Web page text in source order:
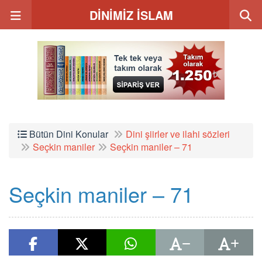
DİNİMİZ İSLAM
Bütün Dini Konular
Dini şiirler ve ilahi sözleri
Seçkin maniler
Seçkin maniler – 71
Seçkin maniler – 71